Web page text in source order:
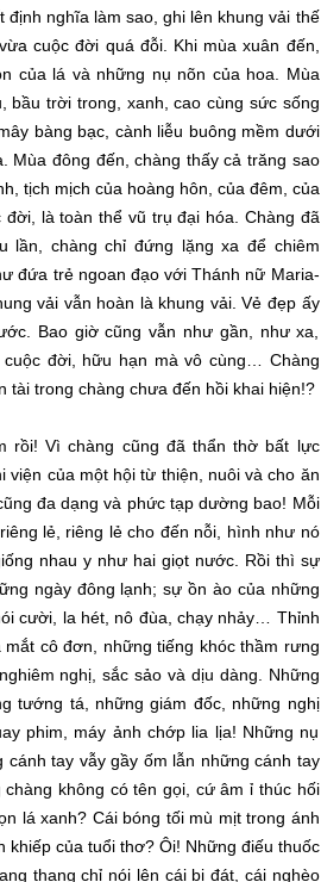
nghĩa làm sao, ghi lên khung vải thế
vừacuộc đời quá đỗi. Khi mùa xuân đến,
của lá và những nụ nõn của hoa. Mùa
bầu trời trong, xanh, cao cùng sức sống
bàng bạc, cành liễu buông mềm dưới
Mùa đông đến, chàng thấy cả trăng sao
, tịch mịch của hoàng hôn , của đêm, của
đời, làtoàn thể vũ trụ đại hóa . Chàng đã
lần, chàng chỉ đứng lặng xa để chiêm
đứa trẻ ngoan đạovới Thánh nữ Maria-
vải vẫn hoàn là khung vải. Vẻ đẹp ấy
Bao giờ cũng vẫn như gần, như xa,
cuộc đời, hữu hạn màvô cùng … Chàng
tàitrong chàng chưa đến hồi khai hiện!?
rồi! Vì chàng cũng đã thẩn thờ bất lực
viện của một hộitừ thiện , nuôi và cho ăn
đa dạng và phức tạpdường bao! Mỗi
riêng lẻ, riêng lẻcho đến nỗi, hình như nó
nhau y nhưhai giọt nước. Rồi thì sự
ngày đông lạnh; sự ồn àocủa những
cười, la hét, nô đùa, chạy nhảy… Thỉnh
mắt cô đơn , những tiếng khóc thầm rưng
nghiêm nghị , sắc sảo và dịu dàng . Những
tướng tá, những giám đốc, những nghị
phim, máy ảnh chớp lia lịa! Những nụ
cánh tay vẫy gầy ốm lẫn những cánh tay
chàng không có tên gọi, cứ âm ỉ thúc hối
lá xanh? Cái bóng tối mù mịt trong ánh
khiếp của tuổi thơ? Ôi! Những điếu thuốc
thang chỉ nói lên cái bi đát , cái nghèo